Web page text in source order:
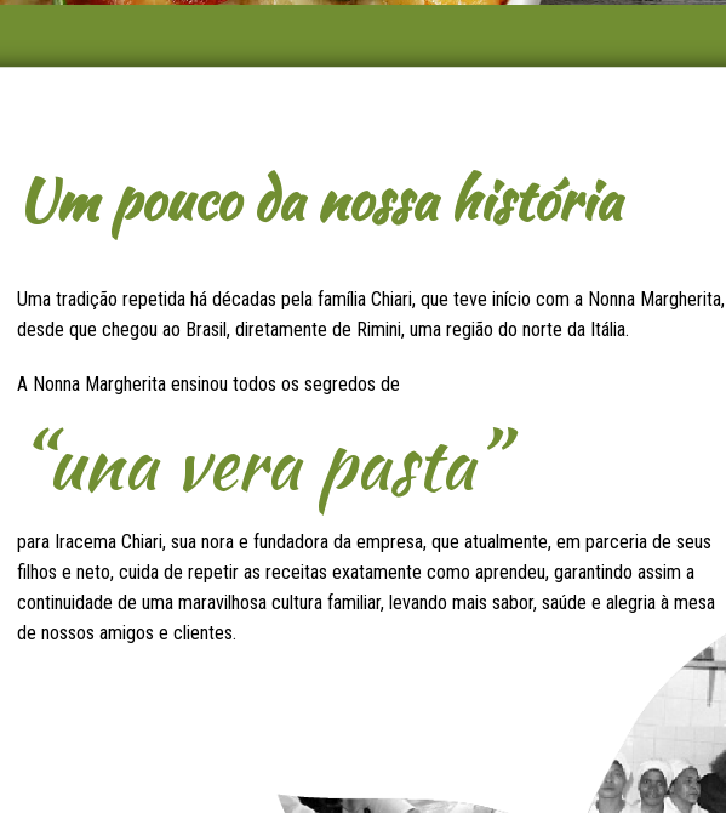
Um pouco da nossa história
Uma tradição repetida há décadas pela família Chiari, que teve início com a Nonna Margherita,
desde que chegou ao Brasil, diretamente de Rimini, uma região do norte da Itália.
A Nonna Margherita ensinou todos os segredos de
“una vera pasta”
para Iracema Chiari, sua nora e fundadora da empresa, que atualmente, em parceria de seus
filhos e neto, cuida de repetir as receitas exatamente como aprendeu, garantindo assim a
continuidade de uma maravilhosa cultura familiar, levando mais sabor, saúde e alegria à mesa
de nossos amigos e clientes.